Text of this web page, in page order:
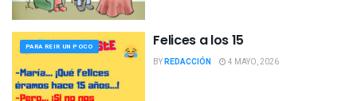
PARA REIR UN POCO Felices a los 15
BYREDACCIÓN 4 MAYO, 2026